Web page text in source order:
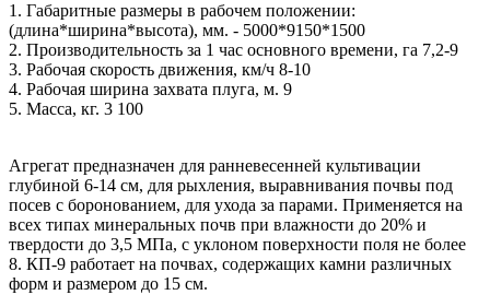
1. Габаритные размеры в рабочем положении:
(длина*ширина*высота), мм. - 5000*9150*1500
2. Производительность за 1 час основного времени, га 7,2-9
3. Рабочая скорость движения, км/ч 8-10
4. Рабочая ширина захвата плуга, м. 9
5. Масса, кг. 3 100
Агрегат предназначен для ранневесенней культивации
глубиной 6-14 см, для рыхления, выравнивания почвы под
посев с боронованием, для ухода за парами. Применяется на
всех типах минеральных почв при влажности до 20% и
твердости до 3,5 МПа, с уклоном поверхности поля не более
8. КП-9 работает на почвах, содержащих камни различных
форм и размером до 15 см.